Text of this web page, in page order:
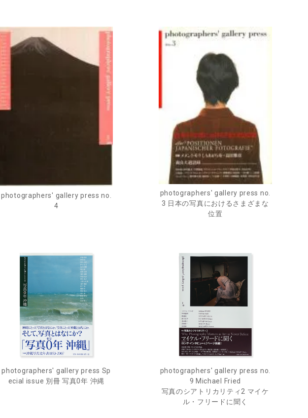
photographers' gallery press no.
4
photographers' gallery press no.
3 日本の写真におけるさまざまな
位置
photographers' gallery press Sp
ecial issue 別冊 写真0年 沖縄
photographers' gallery press no.
9 Michael Fried
写真のシアトリカリティ2 マイケ
ル・フリードに聞く